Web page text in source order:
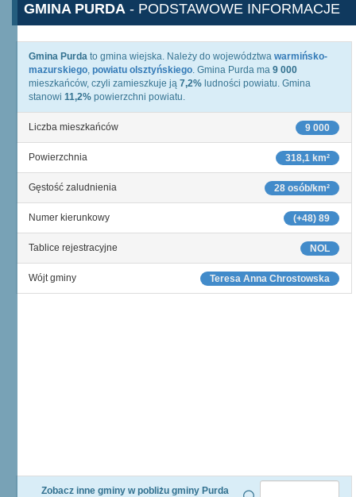
GMINA PURDA - PODSTAWOWE INFORMACJE
Gmina Purda to gmina wiejska. Należy do województwa warmińsko-
mazurskiego, powiatu olsztyńskiego. Gmina Purda ma 9 000
mieszkańców, czyli zamieszkuje ją 7,2% ludności powiatu. Gmina
stanowi 11,2% powierzchni powiatu.
9 000
Liczba mieszkańców
318,1 km²
Powierzchnia
28 osób/km²
Gęstość zaludnienia
(+48) 89
Numer kierunkowy
NOL
Tablice rejestracyjne
Teresa Anna Chrostowska
Wójt gminy
Zobacz inne gminy w pobliżu gminy Purda